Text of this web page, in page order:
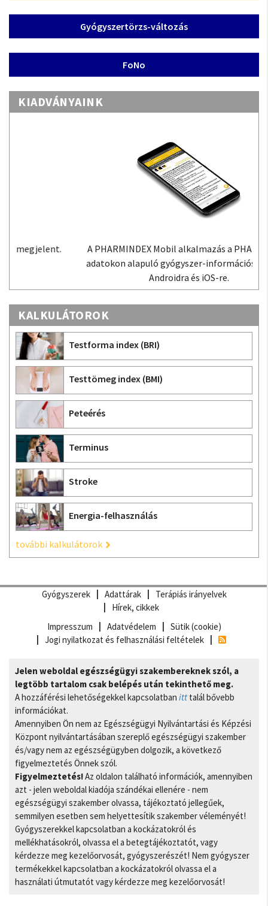
Gyógyszertörzs-változás
FoNo
KIADVÁNYAINK
A PHARMINDEX Mobil alkalmazás a PHARMINDEX
adatokon alapuló gyógyszer-információs tudástár
Androidra és iOS-re.
KALKULÁTOROK
Testforma index (BRI)
Testtömeg index (BMI)
Peteérés
Terminus
Stroke
Energia-felhasználás
további kalkulátorok
Gyógyszerek Adattárak
Terápiás irányelvek
Hírek, cikkek
Impresszum
Adatvédelem
Sütik (cookie)
Jogi nyilatkozat és felhasználási feltételek
Jelen weboldal egészségügyi szakembereknek szól, a
legtöbb tartalom csak belépés után tekinthető meg.
A hozzáférési lehetőségekkel kapcsolatban itt talál bővebb
információkat.
Amennyiben Ön nem az Egészségügyi Nyilvántartási és Képzési
Központ nyilvántartásában szereplő egészségügyi szakember
és/vagy nem az egészségügyben dolgozik, a következő
figyelmeztetés Önnek szól.
Figyelmeztetés!Az oldalon található információk, amennyiben
azt - jelen weboldal kiadója szándékai ellenére - nem
egészségügyi szakember olvassa, tájékoztató jellegűek,
semmilyen esetben sem helyettesítik szakember véleményét!
Gyógyszerekkel kapcsolatban a kockázatokról és
mellékhatásokról, olvassa el a betegtájékoztatót, vagy
kérdezze meg kezelőorvosát, gyógyszerészét! Nem gyógyszer
termékekkel kapcsolatban a kockázatokról olvassa el a
használati útmutatót vagy kérdezze meg kezelőorvosát!